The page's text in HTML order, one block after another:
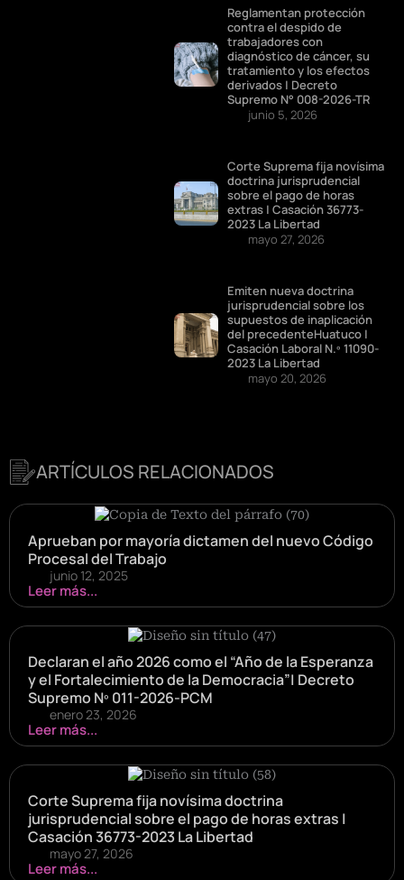
Reglamentan protección
contra el despido de
trabajadores con
diagnóstico de cáncer, su
tratamiento y los efectos
derivados | Decreto
Supremo N° 008-2026-TR
junio 5, 2026
Corte Suprema fija novísima
doctrina jurisprudencial
sobre el pago de horas
extras | Casación 36773-
2023 La Libertad
mayo 27, 2026
Emiten nueva doctrina
jurisprudencial sobre los
supuestos de inaplicación
del precedenteHuatuco |
Casación Laboral N.º 11090-
2023 La Libertad
mayo 20, 2026
ARTÍCULOS RELACIONADOS
Aprueban por mayoría dictamen del nuevo Código
Procesal del Trabajo
junio 12, 2025
Leer más...
Declaran el año 2026 como el “Año de la Esperanza
y el Fortalecimiento de la Democracia”| Decreto
Supremo Nº 011-2026-PCM
enero 23, 2026
Leer más...
Corte Suprema fija novísima doctrina
jurisprudencial sobre el pago de horas extras |
Casación 36773-2023 La Libertad
mayo 27, 2026
Leer más...